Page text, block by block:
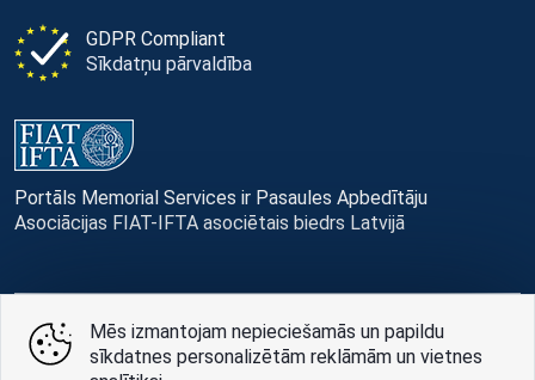
GDPR Compliant
Sīkdatņu pārvaldība
Portāls Memorial Services ir Pasaules Apbedītāju
Asociācijas FIAT-IFTA asociētais biedrs Latvijā
© Memorial Services, 2016 — 2026 pr3-g
Mēs izmantojam nepieciešamās un papildu
sīkdatnes personalizētām reklāmām un vietnes